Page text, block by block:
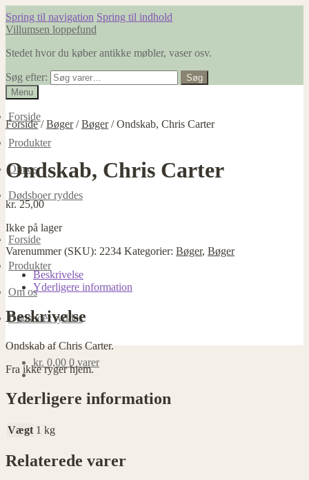
Spring til navigation Spring til indhold
Villumsen loppefund
Stedet hvor du køber antikke møbler, vaser osv.
Søg efter:
Søg
Menu
Forside
Produkter
Om os
Dødsboer ryddes
Forside
Produkter
Om os
Dødsboer ryddes
kr. 0,00 0 varer
Forside/Bøger/Bøger/Ondskab, Chris Carter
Ondskab, Chris Carter
kr.25,00
Ikke på lager
Varenummer (SKU): 2234 Kategorier: Bøger, Bøger
Beskrivelse
Yderligere information
Beskrivelse
Ondskab af Chris Carter.
Fra ikke ryger hjem.
Yderligere information
Vægt 1 kg
Relaterede varer